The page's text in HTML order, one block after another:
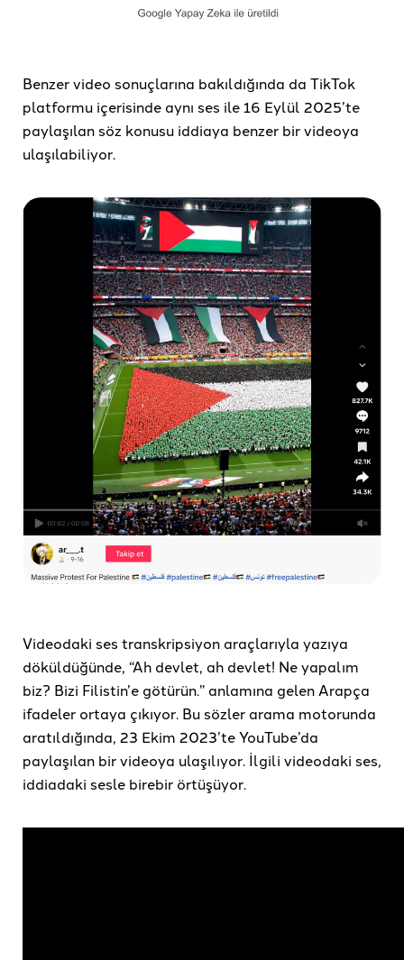
Benzer video sonuçlarına bakıldığında da TikTok
platformu içerisinde aynı ses ile 16 Eylül 2025’te
paylaşılan söz konusu iddiaya benzer bir videoya
ulaşılabiliyor.
Videodaki ses transkripsiyon araçlarıyla yazıya
döküldüğünde, “Ah devlet, ah devlet! Ne yapalım
biz? Bizi Filistin’e götürün.” anlamına gelen Arapça
ifadeler ortaya çıkıyor. Bu sözler arama motorunda
aratıldığında, 23 Ekim 2023’te YouTube’da
paylaşılan bir videoya ulaşılıyor. İlgili videodaki ses,
iddiadaki sesle birebir örtüşüyor.